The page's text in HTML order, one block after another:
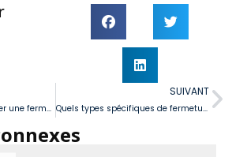
Le guide ultime pour fixer une fermeture éclair coussin canapé (en moins de 10 minutes!)
SUIVANT
Quels types spécifiques de fermetures-éclair pour sacs de couchage devraient-ils être utilisés pour différents climats et aventures?